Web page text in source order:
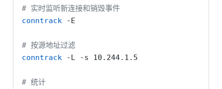
# 实时监听新连接和销毁事件
conntrack
-E
# 按源地址过滤
conntrack
-L -s 10.244.1.5
# 统计